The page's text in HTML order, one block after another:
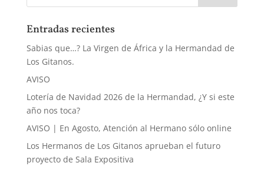
Entradas recientes
Sabias que…? La Virgen de África y la Hermandad de
Los Gitanos.
AVISO
Lotería de Navidad 2026 de la Hermandad, ¿Y si este
año nos toca?
AVISO | En Agosto, Atención al Hermano sólo online
Los Hermanos de Los Gitanos aprueban el futuro
proyecto de Sala Expositiva